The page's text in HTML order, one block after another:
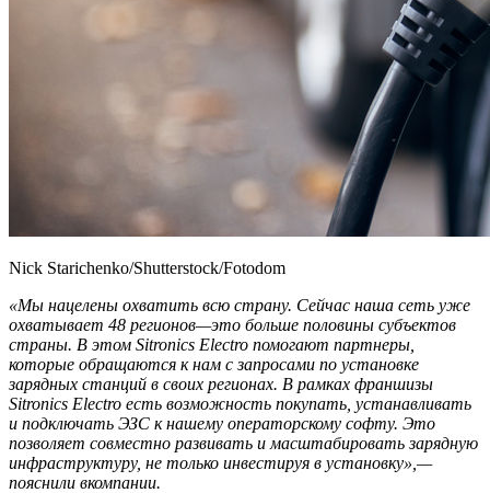
Nick Starichenko/Shutterstock/Fotodom
«Мы нацелены охватить всю страну. Сейчас наша сеть уже
охватывает 48 регионов—это больше половины субъектов
страны. В этом Sitronics Electro помогают партнеры,
которые обращаются к нам с запросами по установке
зарядных станций в своих регионах. В рамках франшизы
Sitronics Electro есть возможность покупать, устанавливать
и подключать ЭЗС к нашему операторскому софту. Это
позволяет совместно развивать и масштабировать зарядную
инфраструктуру, не только инвестируя в установку»,—
пояснили вкомпании.